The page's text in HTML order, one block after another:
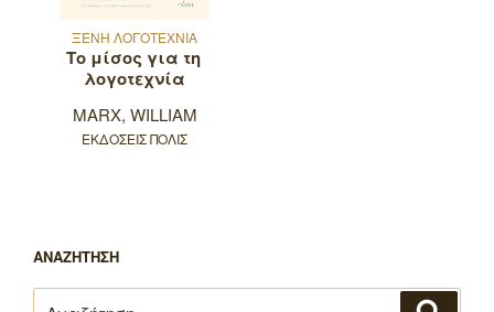
ΞΕΝΗ ΛΟΓΟΤΕΧΝΙΑ
Το μίσος για τη
λογοτεχνία
MARX, WILLIAM
ΕΚΔΟΣΕΙΣ ΠΟΛΙΣ
ΑΝΑΖΗΤΗΣΗ